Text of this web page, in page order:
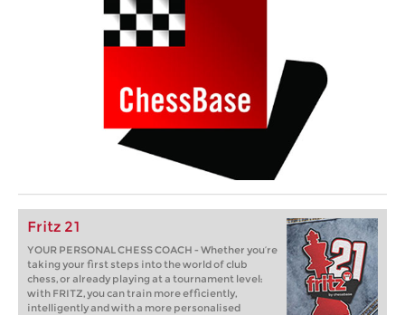
Fritz 21
YOUR PERSONAL CHESS COACH - Whether you’re
taking your first steps into the world of club
chess, or already playing at a tournament level:
with FRITZ, you can train more efficiently,
intelligently and with a more personalised